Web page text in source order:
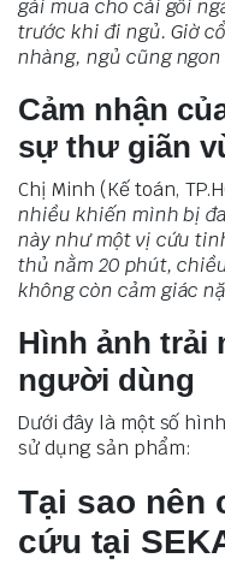
gái mua cho cái gối
trước khi đi ngủ. Giờ
nhàng, ngủ cũng
Cảm nhận
sự thư giãn
Chị Minh (Kế toán,
nhiều khiến mình bị
này như một vị cứu
thủ nằm 20 phút,
không còn cảm giác
Hình ảnh trải
người dùng
Dưới đây là một số
sử dụng sản phẩm:
Tại sao nên
cứu tại